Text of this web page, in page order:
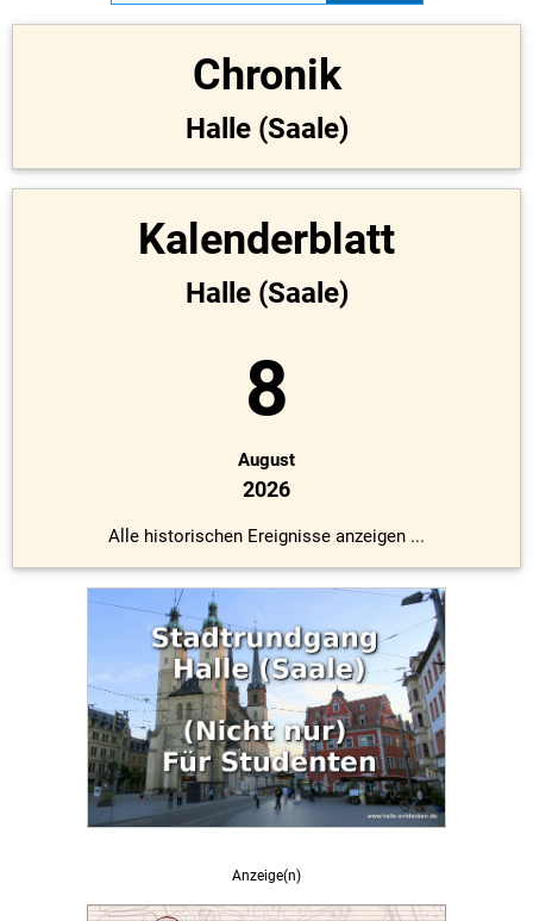
Chronik
Halle (Saale)
Kalenderblatt
Halle (Saale)
8
August
2026
Alle historischen Ereignisse anzeigen ...
Anzeige(n)